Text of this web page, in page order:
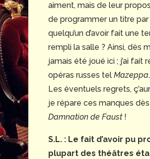
aiment, mais de leur
de programmer un titre par
quelqu’un d’avoir fait une
rempli la salle ? Ainsi, dès
jamais été joué ici ; j’ai fait
opéras russes tel Mazeppa
Les éventuels regrets,
je répare ces manques
Damnation de Faust!
S.L. : Le fait d’avoir pu
plupart des théâtres